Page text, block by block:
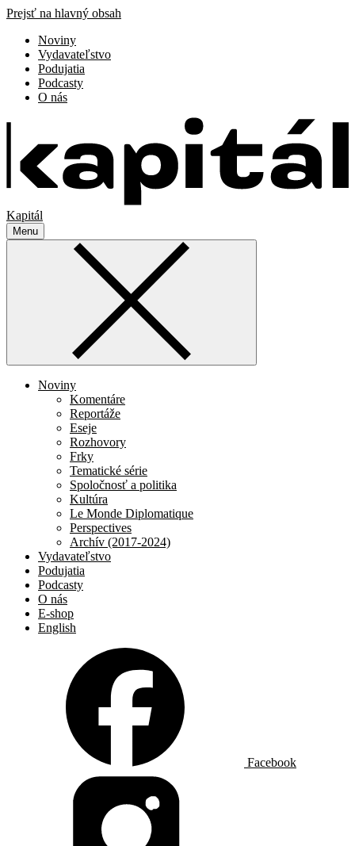
Prejsť na hlavný obsah
Noviny
Vydavateľstvo
Podujatia
Podcasty
O nás
Kapitál
Menu
Noviny
Komentáre
Reportáže
Eseje
Rozhovory
Frky
Tematické série
Spoločnosť a politika
Kultúra
Le Monde Diplomatique
Perspectives
Archív (2017-2024)
Vydavateľstvo
Podujatia
Podcasty
O nás
E-shop
English
Facebook